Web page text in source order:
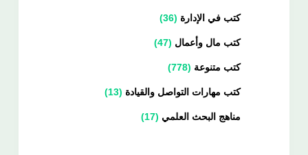
كتب في الإدارة 36
كتب مال وأعمال 47
كتب متنوعة 778
كتب مهارات التواصل والقيادة 13
مناهج البحث العلمي 17